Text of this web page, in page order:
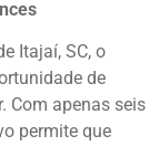
Itajaí, SC, o
de
Com apenas seis
permite que